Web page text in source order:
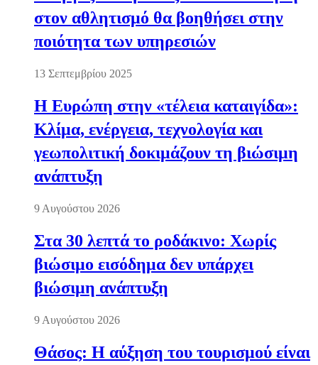
στον αθλητισμό θα βοηθήσει στην
ποιότητα των υπηρεσιών
13 Σεπτεμβρίου 2025
Η Ευρώπη στην «τέλεια καταιγίδα»:
Κλίμα, ενέργεια, τεχνολογία και
γεωπολιτική δοκιμάζουν τη βιώσιμη
ανάπτυξη
9 Αυγούστου 2026
Στα 30 λεπτά το ροδάκινο: Χωρίς
βιώσιμο εισόδημα δεν υπάρχει
βιώσιμη ανάπτυξη
9 Αυγούστου 2026
Θάσος: Η αύξηση του τουρισμού είναι